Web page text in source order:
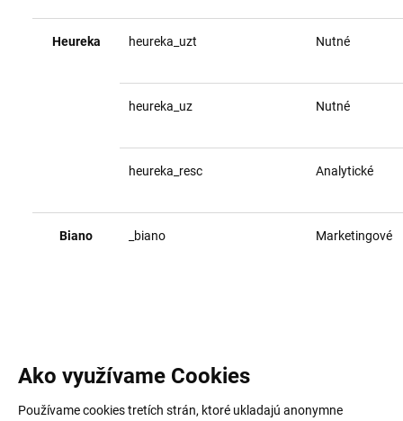
Heureka heureka_uzt Nutné
heureka_uz Nutné
heureka_resc Analytické
Biano _biano Marketingové
Ako využívame Cookies
Používame cookies tretích strán, ktoré ukladajú anonymne